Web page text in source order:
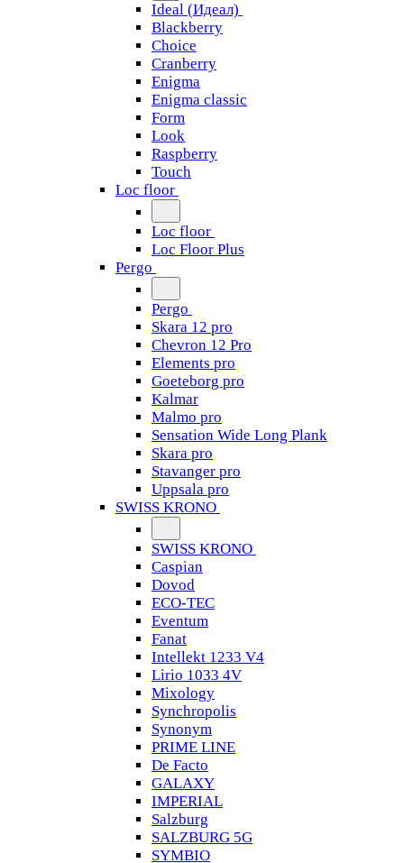
Ideal (Идеал)
Blackberry
Choice
Cranberry
Enigma
Enigma classic
Form
Look
Raspberry
Touch
Loc floor
Loc floor
Loc Floor Plus
Pergo
Pergo
Skara 12 pro
Chevron 12 Pro
Elements pro
Goeteborg pro
Kalmar
Malmo pro
Sensation Wide Long Plank
Skara pro
Stavanger pro
Uppsala pro
SWISS KRONO
SWISS KRONO
Caspian
Dovod
ECO-TEC
Eventum
Fanat
Intellekt 1233 V4
Lirio 1033 4V
Mixology
Synchropolis
Synonym
PRIME LINE
De Facto
GALAXY
IMPERIAL
Salzburg
SALZBURG 5G
SYMBIO